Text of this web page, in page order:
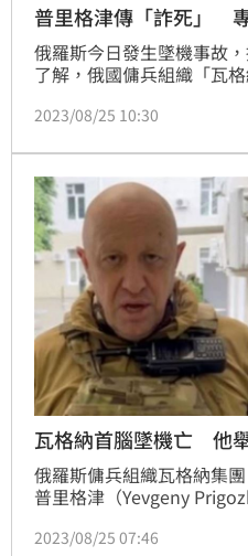
普里格津傳「詐死」
俄羅斯今日發生墜機事故
了解，俄國傭兵組織「瓦
2023/08/25 10:30
瓦格納首腦墜機亡 他
俄羅斯傭兵組織瓦格納集
普里格津（Yevgeny
媒體人矢板明夫24日發文
2023/08/25 07:46